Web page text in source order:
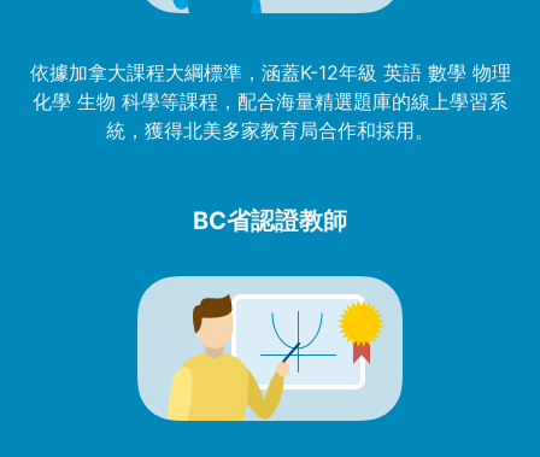
依據加拿大課程大綱標準，涵蓋K-12年級 英語 數學 物理
化學 生物 科學等課程，配合海量精選題庫的線上學習系
統，獲得北美多家教育局合作和採用。
BC省認證教師